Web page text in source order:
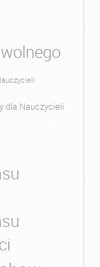
dla Nauczycieli